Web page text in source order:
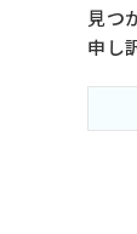
見つ
申し